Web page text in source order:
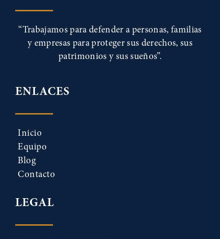
“Trabajamos para defender a personas, familias
y empresas para proteger sus derechos, sus
patrimonios y sus sueños”.
ENLACES
Inicio
Equipo
Blog
Contacto
LEGAL